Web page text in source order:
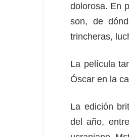
dolorosa. En
son, de
trincheras,
La película
Óscar en la
La edición
del año,